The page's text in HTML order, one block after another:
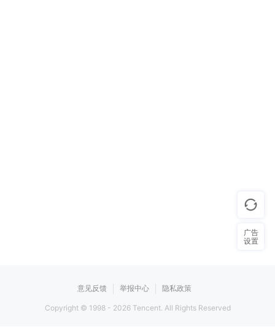
意见反馈 举报中心 隐私政策
Copyright © 1998 - 2026Tencent. All Rights Reserved
广告
设置